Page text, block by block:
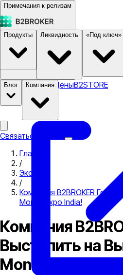
Примечания к релизам
Документация ЦеныB2STORE
Продукты Ликвидность «Под ключ»
Блог Компания
Связаться с нами
Главная
/
Экспо
/
Компания B2BROKER
Money Expo India!
Компания
Выступить на
Money Expo India!